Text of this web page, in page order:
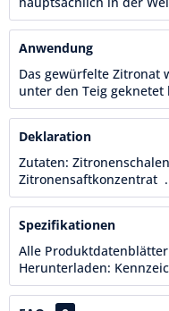
Anwendung
Das gewürfelte Zitronat
unter den Teig geknetet
Deklaration
Zutaten:
Zitronensaftkonzentrat
Spezifikationen
Alle
Herunterladen: